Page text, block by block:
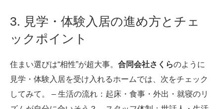
3. 見学・体験入居の進め方とチェ
ックポイント
住まい選びは“相性”が超大事。 合同会社さくらのように
見学・体験入居を受け入れるホームでは、次をチェック
してみて。 – 生活の流れ：起床・食事・外出・就寝のリ